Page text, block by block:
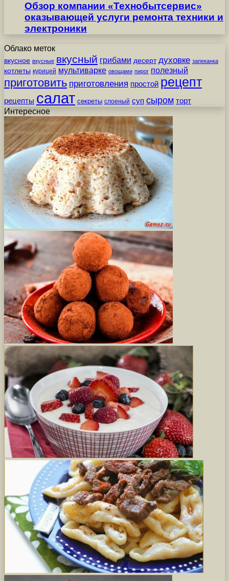
Обзор компании «Технобытсервис»
оказывающей услуги ремонта техники и
электроники
Облако меток
вкусное вкусные вкусный грибами десерт духовке запеканка
котлеты курицей мультиварке овощами пирог полезный
приготовить приготовления простой рецепт
рецепты салат секреты слоеный суп сыром торт
Интересное